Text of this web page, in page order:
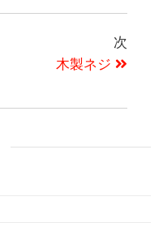
次
木製ネジ